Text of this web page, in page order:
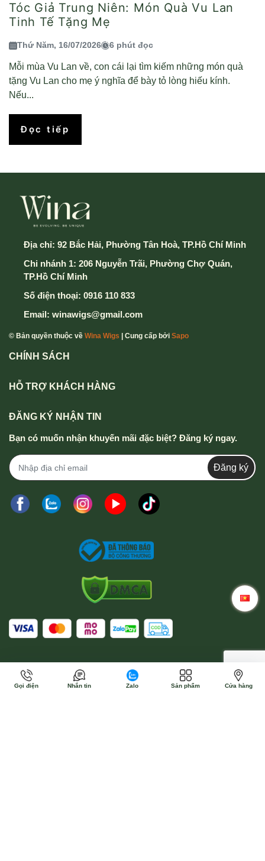
Tóc Giả Trung Niên: Món Quà Vu Lan
Tinh Tế Tặng Mẹ
Thứ Năm, 16/07/2026 6 phút đọc
Mỗi mùa Vu Lan về, con cái lại tìm kiếm những món quà
tặng Vu Lan cho mẹ ý nghĩa để bày tỏ lòng hiếu kính.
Nếu...
Đọc tiếp
Địa chỉ: 92 Bắc Hải, Phường Tân Hoà, TP.Hồ Chí Minh
Chi nhánh 1: 206 Nguyễn Trãi, Phường Chợ Quán,
TP.Hồ Chí Minh
Số điện thoại: 0916 110 833
Email: winawigs@gmail.com
© Bản quyền thuộc về Wina Wigs | Cung cấp bởi Sapo
CHÍNH SÁCH
HỖ TRỢ KHÁCH HÀNG
ĐĂNG KÝ NHẬN TIN
Bạn có muốn nhận khuyến mãi đặc biệt? Đăng ký ngay.
Đăng ký
Gọi điện Nhắn tin Zalo Sản phẩm Cửa hàng